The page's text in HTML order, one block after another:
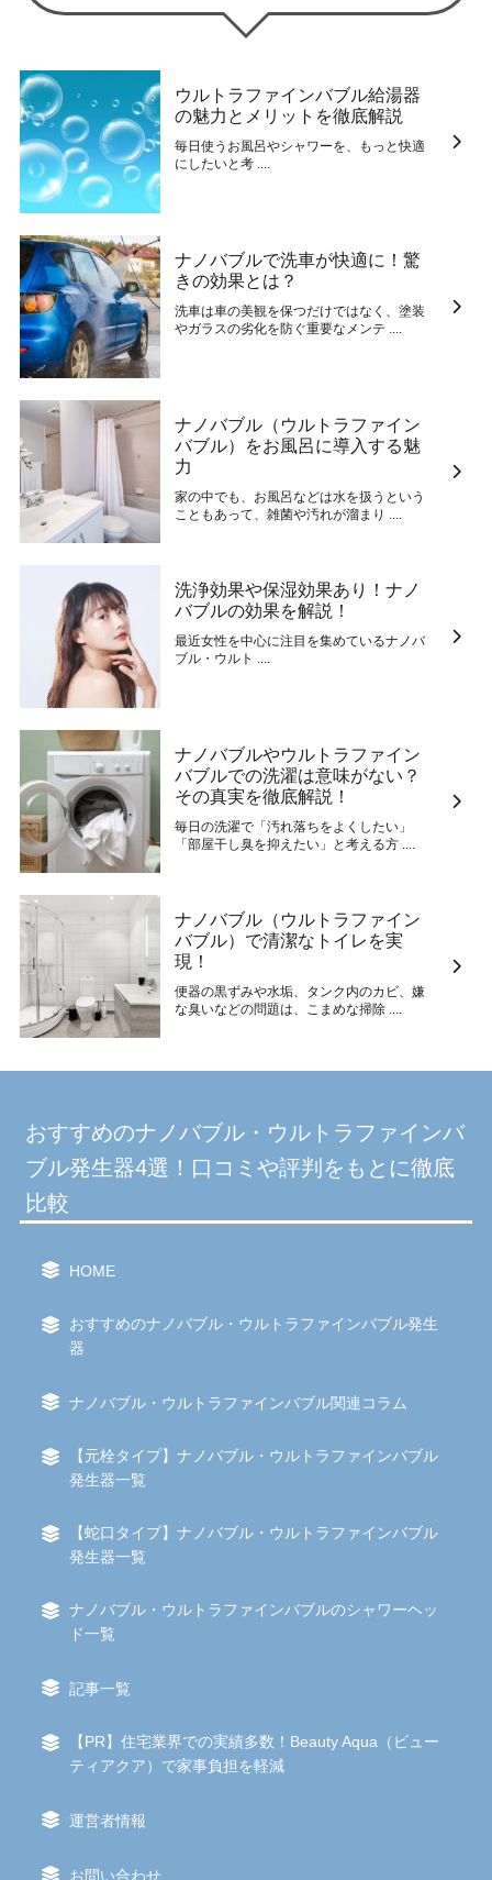
ウルトラファインバブル給湯器
の魅力とメリットを徹底解説
毎日使うお風呂やシャワーを、もっと快適
にしたいと考 ....
ナノバブルで洗車が快適に！驚
きの効果とは？
洗車は車の美観を保つだけではなく、塗装
やガラスの劣化を防ぐ重要なメンテ ....
ナノバブル（ウルトラファイン
バブル）をお風呂に導入する魅
力
家の中でも、お風呂などは水を扱うという
こともあって、雑菌や汚れが溜まり ....
洗浄効果や保湿効果あり！ナノ
バブルの効果を解説！
最近女性を中心に注目を集めているナノバ
ブル・ウルト ....
ナノバブルやウルトラファイン
バブルでの洗濯は意味がない？
その真実を徹底解説！
毎日の洗濯で「汚れ落ちをよくしたい」
「部屋干し臭を抑えたい」と考える方 ....
ナノバブル（ウルトラファイン
バブル）で清潔なトイレを実
現！
便器の黒ずみや水垢、タンク内のカビ、嫌
な臭いなどの問題は、こまめな掃除 ....
おすすめのナノバブル・ウルトラファインバ
ブル発生器4選！口コミや評判をもとに徹底
比較
HOME
おすすめのナノバブル・ウルトラファインバブル発生
器
ナノバブル・ウルトラファインバブル関連コラム
【元栓タイプ】ナノバブル・ウルトラファインバブル
発生器一覧
【蛇口タイプ】ナノバブル・ウルトラファインバブル
発生器一覧
ナノバブル・ウルトラファインバブルのシャワーヘッ
ド一覧
記事一覧
【PR】住宅業界での実績多数！Beauty Aqua（ビュー
ティアクア）で家事負担を軽減
運営者情報
お問い合わせ